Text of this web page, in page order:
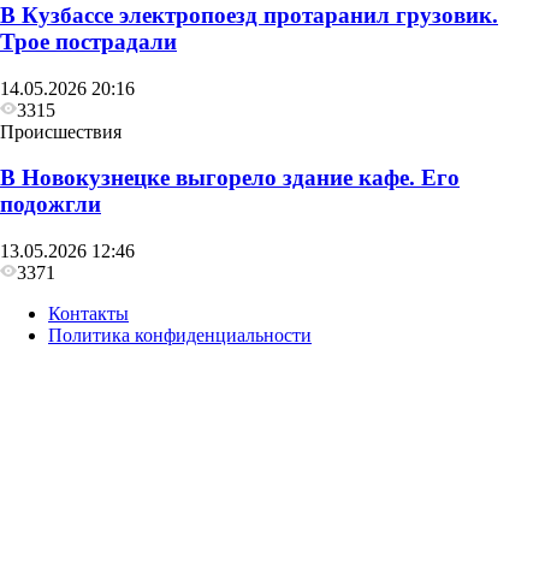
В Кузбассе электропоезд протаранил грузовик.
Трое пострадали
14.05.2026 20:16
3315
Происшествия
В Новокузнецке выгорело здание кафе. Его
подожгли
13.05.2026 12:46
3371
Контакты
Политика конфиденциальности